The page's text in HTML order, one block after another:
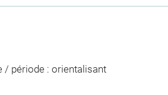
/ période : orientalisant